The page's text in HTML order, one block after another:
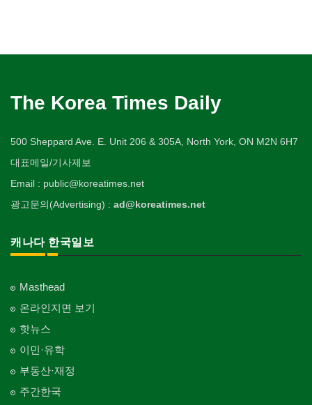
The Korea Times Daily
500 Sheppard Ave. E. Unit 206 & 305A, North York, ON M2N 6H7
대표메일/기사제보
Email : public@koreatimes.net
광고문의(Advertising) : ad@koreatimes.net
캐나다 한국일보
Masthead
온라인지면 보기
핫뉴스
이민·유학
부동산·재정
주간한국